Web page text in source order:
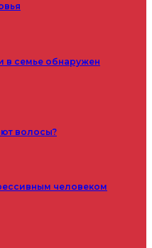
в семье обнаружен
волосы?
человеком